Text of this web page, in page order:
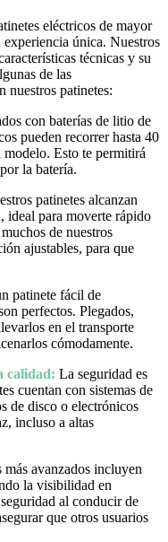
eléctricos de mayor
única. Nuestros
técnicas y su
de las
nuestros patinetes:
con baterías de litio de
pueden recorrer hasta 40
Esto te permitirá
la batería.
patinetes alcanzan
ideal para moverte rápido
de nuestros
ajustables, para que
patinete fácil de
perfectos. Plegados,
en el transporte
cómodamente.
calidad: La seguridad es
cuentan con sistemas de
de disco o electrónicos
incluso a altas
avanzados incluyen
la visibilidad en
al conducir de
que otros usuarios